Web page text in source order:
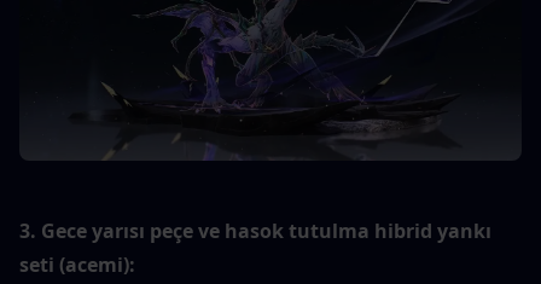
3. Gece yarısı peçe ve hasok tutulma hibrid yankı
seti (acemi):